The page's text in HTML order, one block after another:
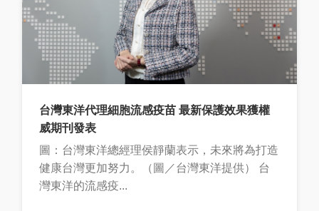
台灣東洋代理細胞流感疫苗 最新保護效果獲權
威期刊發表
圖：台灣東洋總經理侯靜蘭表示，未來將為打造
健康台灣更加努力。（圖／台灣東洋提供） 台
灣東洋的流感疫...